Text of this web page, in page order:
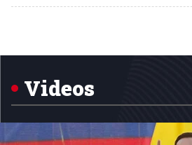
5
Videos